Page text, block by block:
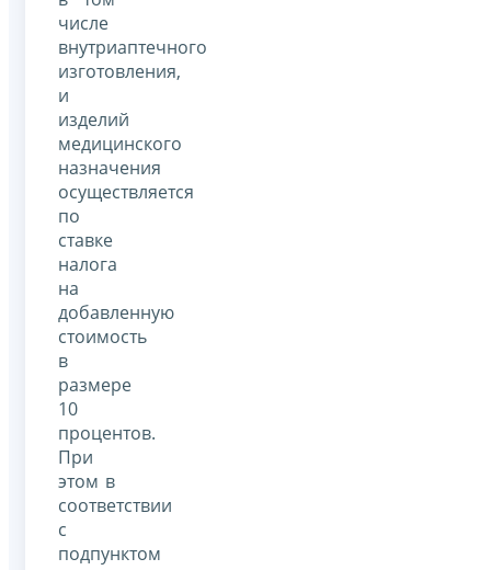
числе
внутриаптечного
изготовления,
и
изделий
медицинского
назначения
осуществляется
по
ставке
налога
на
добавленную
стоимость
в
размере
10
процентов.
При
этом в
соответствии
с
подпунктом